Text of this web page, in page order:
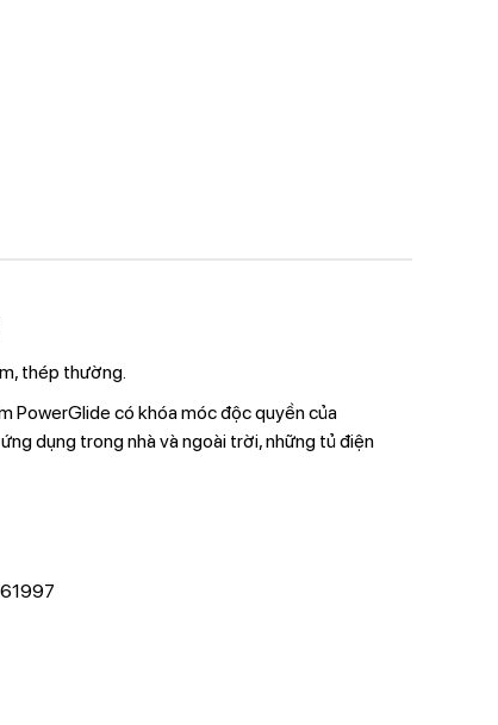
thép thường.
PowerGlide có khóa móc độc quyền của
dụng trong nhà và ngoài trời, những tủ điện